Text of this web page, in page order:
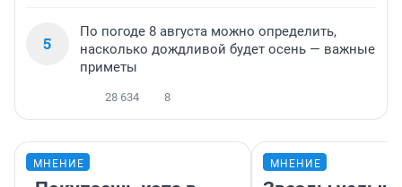
5
По погоде 8 августа можно определить,
насколько дождливой будет осень — важные
приметы
28 634 8
МНЕНИЕ МНЕНИЕ